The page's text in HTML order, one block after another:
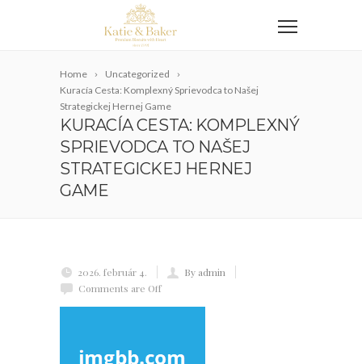
Home
Uncategorized
Kuracía Cesta: Komplexný Sprievodca to Našej
Strategickej Hernej Game
KURACÍA CESTA: KOMPLEXNÝ
SPRIEVODCA TO NAŠEJ
STRATEGICKEJ HERNEJ
GAME
2026. február 4.
By admin
Comments are Off